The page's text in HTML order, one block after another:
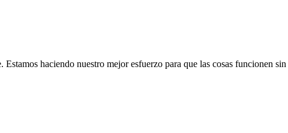
haciendo nuestro mejor esfuerzo para que las cosas funcionen